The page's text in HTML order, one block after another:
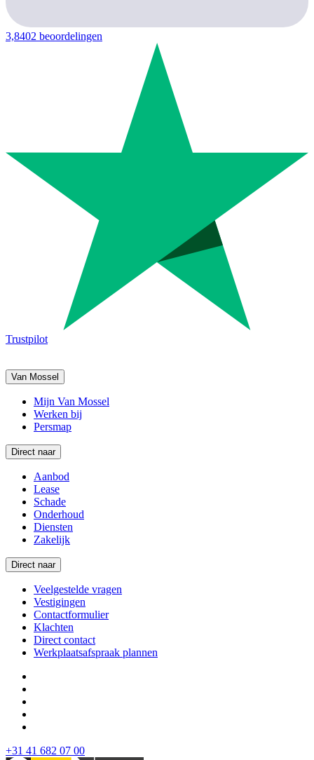
3,8402 beoordelingen
Trustpilot
Van Mossel
Mijn Van Mossel
Werken bij
Persmap
Direct naar
Aanbod
Lease
Schade
Onderhoud
Diensten
Zakelijk
Direct naar
Veelgestelde vragen
Vestigingen
Contactformulier
Klachten
Direct contact
Werkplaatsafspraak plannen
+31 41 682 07 00